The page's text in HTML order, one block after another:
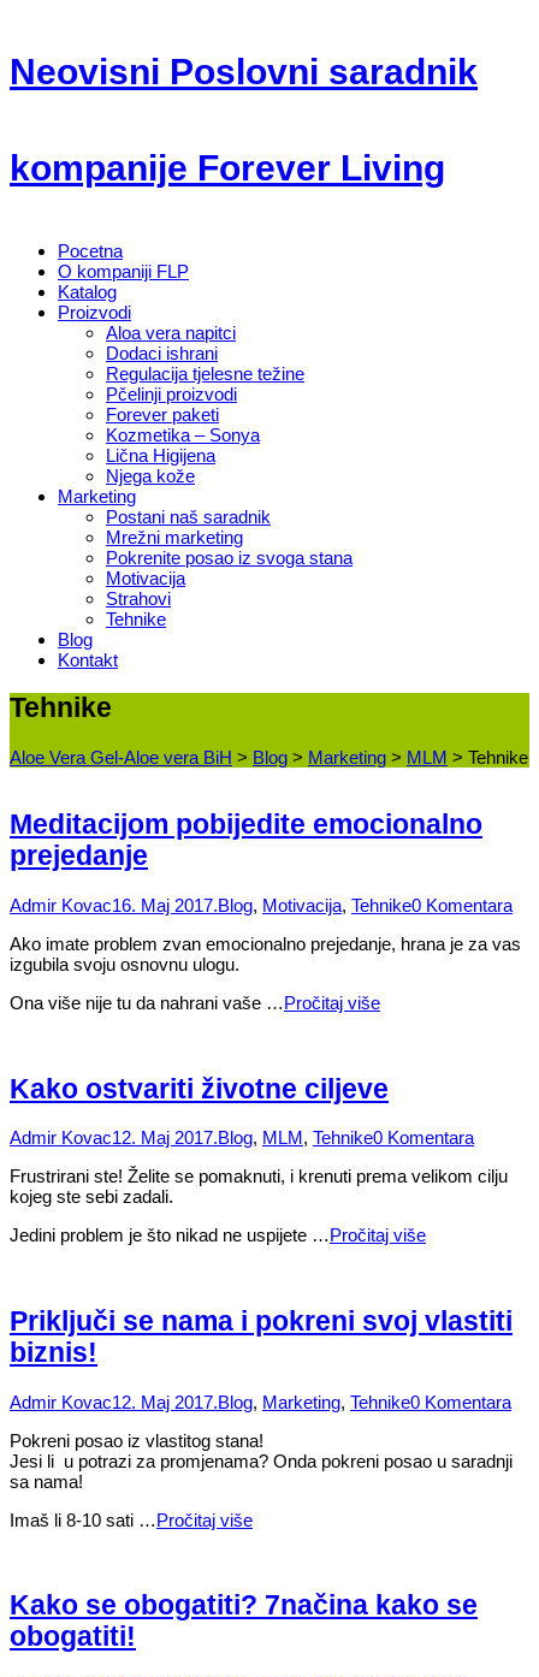
Neovisni Poslovni saradnik
kompanije Forever Living
Pocetna
O kompaniji FLP
Katalog
Proizvodi
Aloa vera napitci
Dodaci ishrani
Regulacija tjelesne težine
Pčelinji proizvodi
Forever paketi
Kozmetika – Sonya
Lična Higijena
Njega kože
Marketing
Postani naš saradnik
Mrežni marketing
Pokrenite posao iz svoga stana
Motivacija
Strahovi
Tehnike
Blog
Kontakt
Tehnike
Aloe Vera Gel-Aloe vera BiH > Blog > Marketing > MLM > Tehnike
Meditacijom pobijedite emocionalno
prejedanje
Admir Kovac16. Maj 2017.Blog, Motivacija, Tehnike0 Komentara
Ako imate problem zvan emocionalno prejedanje, hrana je za vas
izgubila svoju osnovnu ulogu.
Ona više nije tu da nahrani vaše …Pročitaj više
Kako ostvariti životne ciljeve
Admir Kovac12. Maj 2017.Blog, MLM, Tehnike0 Komentara
Frustrirani ste! Želite se pomaknuti, i krenuti prema velikom cilju
kojeg ste sebi zadali.
Jedini problem je što nikad ne uspijete …Pročitaj više
Priključi se nama i pokreni svoj vlastiti
biznis!
Admir Kovac12. Maj 2017.Blog, Marketing, Tehnike0 Komentara
Pokreni posao iz vlastitog stana!
Jesi li u potrazi za promjenama? Onda pokreni posao u saradnji
sa nama!
Imaš li 8-10 sati …Pročitaj više
Kako se obogatiti? 7načina kako se
obogatiti!